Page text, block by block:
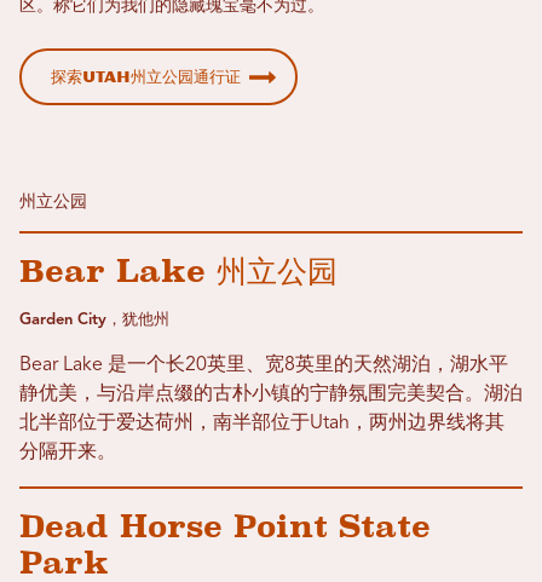
区。称它们为我们的隐藏瑰宝毫不为过。
探索Utah州立公园通行证
州立公园
Bear Lake 州立公园
Garden City，犹他州
Bear Lake 是一个长20英里、宽8英里的天然湖泊，湖水平
静优美，与沿岸点缀的古朴小镇的宁静氛围完美契合。湖泊
北半部位于爱达荷州，南半部位于Utah，两州边界线将其
分隔开来。
Dead Horse Point State
Park